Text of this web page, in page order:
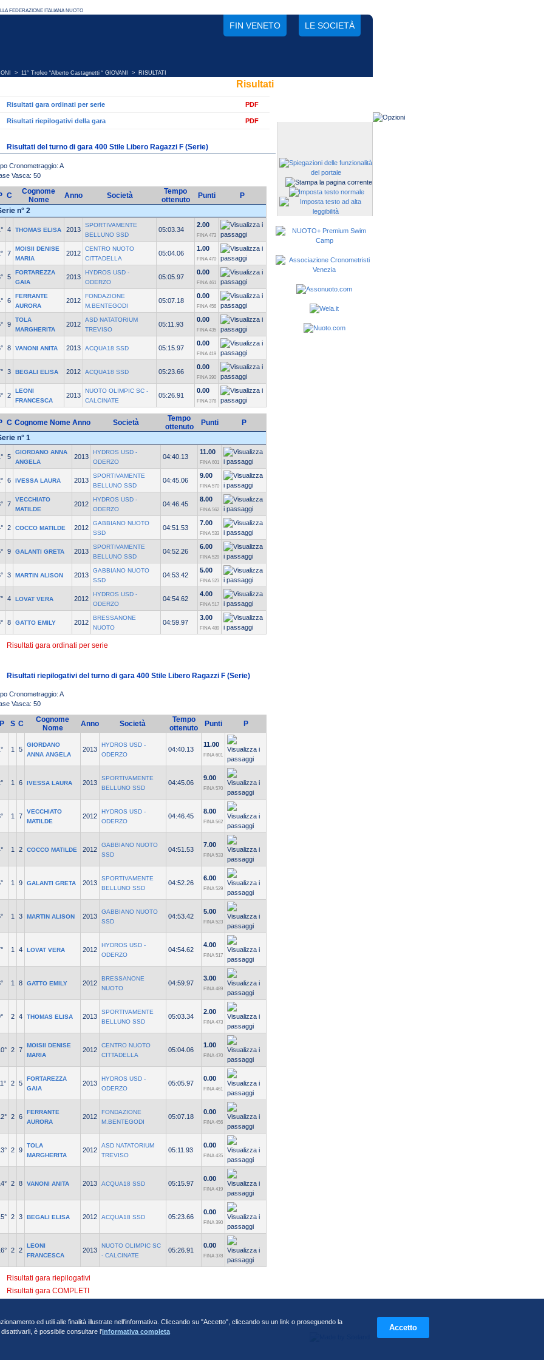
FIN VENETO LE SOCIETÀ
> 11° Trofeo “Alberto Castagnetti “ GIOVANI > RISULTATI
Risultati
Risultati gara ordinati per serie PDF
Risultati riepilogativi della gara PDF
Risultati del turno di gara 400 Stile Libero Ragazzi F (Serie)
Cronometraggio: A
Vasca: 50
C
Cognome
Nome
Anno Società
Tempo
ottenuto
Punti
P
n° 2
4 THOMAS ELISA 2013
SPORTIVAMENTE
BELLUNO SSD
05:03.34
2.00
FINA 473
7
MOISII DENISE
MARIA
2012
CENTRO NUOTO
CITTADELLA
05:04.06
1.00
FINA 470
5
FORTAREZZA
GAIA
2013
HYDROS USD -
ODERZO
05:05.97
0.00
FINA 461
6
FERRANTE
AURORA
2012
FONDAZIONE
M.BENTEGODI
05:07.18
0.00
FINA 456
9
TOLA
MARGHERITA
2012
ASD NATATORIUM
TREVISO
05:11.93
0.00
FINA 435
8 VANONI ANITA 2013 ACQUA18 SSD 05:15.97
0.00
FINA 419
3 BEGALI ELISA 2012 ACQUA18 SSD 05:23.66
0.00
FINA 390
2
LEONI
FRANCESCA
2013
NUOTO OLIMPIC SC -
CALCINATE
05:26.91
0.00
FINA 378
C Cognome Nome Anno Società
Tempo
ottenuto
Punti
P
n° 1
5
GIORDANO ANNA
ANGELA
2013
HYDROS USD -
ODERZO
04:40.13
11.00
FINA 601
6 IVESSA LAURA 2013
SPORTIVAMENTE
BELLUNO SSD
04:45.06
9.00
FINA 570
7
VECCHIATO
MATILDE
2012
HYDROS USD -
ODERZO
04:46.45
8.00
FINA 562
2 COCCO MATILDE 2012
GABBIANO NUOTO
SSD
04:51.53
7.00
FINA 533
9 GALANTI GRETA 2013
SPORTIVAMENTE
BELLUNO SSD
04:52.26
6.00
FINA 529
3 MARTIN ALISON 2013
GABBIANO NUOTO
SSD
04:53.42
5.00
FINA 523
4 LOVAT VERA 2012
HYDROS USD -
ODERZO
04:54.62
4.00
FINA 517
8 GATTO EMILY 2012
BRESSANONE
NUOTO
04:59.97
3.00
FINA 489
Risultati gara ordinati per serie
Risultati riepilogativi del turno di gara 400 Stile Libero Ragazzi F (Serie)
Cronometraggio: A
Vasca: 50
P S C
Cognome
Nome
Anno Società
Tempo
ottenuto
Punti P
1 5
GIORDANO
ANNA ANGELA
2013
HYDROS USD -
ODERZO
04:40.13
11.00
FINA 601
1 6 IVESSA LAURA 2013
SPORTIVAMENTE
BELLUNO SSD
04:45.06
9.00
FINA 570
1 7
VECCHIATO
MATILDE
2012
HYDROS USD -
ODERZO
04:46.45
8.00
FINA 562
1 2 COCCO MATILDE 2012
GABBIANO NUOTO
SSD
04:51.53
7.00
FINA 533
1 9 GALANTI GRETA 2013
SPORTIVAMENTE
BELLUNO SSD
04:52.26
6.00
FINA 529
1 3 MARTIN ALISON 2013
GABBIANO NUOTO
SSD
04:53.42
5.00
FINA 523
1 4 LOVAT VERA 2012
HYDROS USD -
ODERZO
04:54.62
4.00
FINA 517
1 8 GATTO EMILY 2012
BRESSANONE
NUOTO
04:59.97
3.00
FINA 489
2 4 THOMAS ELISA 2013
SPORTIVAMENTE
BELLUNO SSD
05:03.34
2.00
FINA 473
2 7
MOISII DENISE
MARIA
2012
CENTRO NUOTO
CITTADELLA
05:04.06
1.00
FINA 470
2 5
FORTAREZZA
GAIA
2013
HYDROS USD -
ODERZO
05:05.97
0.00
FINA 461
2 6
FERRANTE
AURORA
2012
FONDAZIONE
M.BENTEGODI
05:07.18
0.00
FINA 456
2 9
TOLA
MARGHERITA
2012
ASD NATATORIUM
TREVISO
05:11.93
0.00
FINA 435
2 8 VANONI ANITA 2013 ACQUA18 SSD 05:15.97
0.00
FINA 419
2 3 BEGALI ELISA 2012 ACQUA18 SSD 05:23.66
0.00
FINA 390
2 2
LEONI
FRANCESCA
2013
NUOTO OLIMPIC SC
- CALCINATE
05:26.91
0.00
FINA 378
Risultati gara riepilogativi
Risultati gara COMPLETI
01384031009
ed utili alle finalità illustrate nell'informativa. Cliccando su "Accetto", cliccando su un link o proseguendo la
è possibile consultare l'informativa completa Accetto